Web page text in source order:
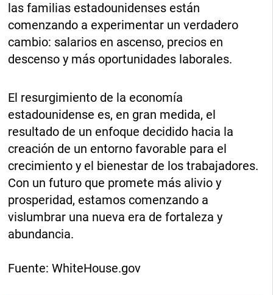
las familias estadounidenses están
comenzando a experimentar un verdadero
cambio: salarios en ascenso, precios en
descenso y más oportunidades laborales.
El resurgimiento de la economía
estadounidense es, en gran medida, el
resultado de un enfoque decidido hacia la
creación de un entorno favorable para el
crecimiento y el bienestar de los trabajadores.
Con un futuro que promete más alivio y
prosperidad, estamos comenzando a
vislumbrar una nueva era de fortaleza y
abundancia.
Fuente: WhiteHouse.gov